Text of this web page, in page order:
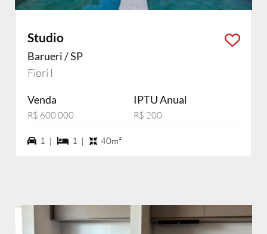
Studio
Barueri / SP
Fiori I
Venda
R$ 600.000
IPTU Anual
R$ 200
1 vagas na garagem
1 | 1 dormiórios
1 | 40m²